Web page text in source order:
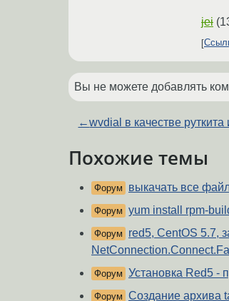
jei (
Вы не можете добавлять
←wvdial в качестве
Похожие темы
Форум выкачать все
Форум yum install rpm-
Форум
red5, CentOS 5.7,
Форум Установка Red5 -
Форум Создание архива